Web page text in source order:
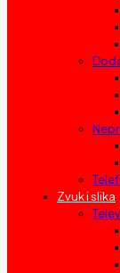
Zvuk i slika